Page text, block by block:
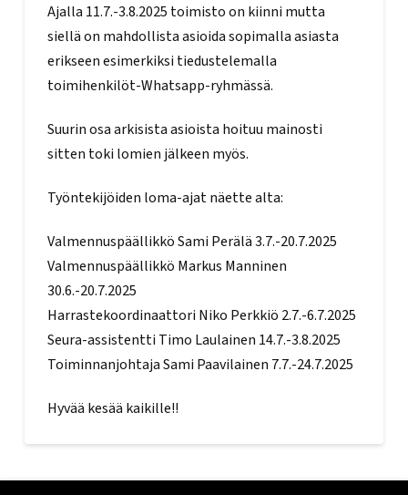
Ajalla 11.7.-3.8.2025 toimisto on kiinni mutta
siellä on mahdollista asioida sopimalla asiasta
erikseen esimerkiksi tiedustelemalla
toimihenkilöt-Whatsapp-ryhmässä.
Suurin osa arkisista asioista hoituu mainosti
sitten toki lomien jälkeen myös.
Työntekijöiden loma-ajat näette alta:
Valmennuspäällikkö Sami Perälä 3.7.-20.7.2025
Valmennuspäällikkö Markus Manninen
30.6.-20.7.2025
Harrastekoordinaattori Niko Perkkiö 2.7.-6.7.2025
Seura-assistentti Timo Laulainen 14.7.-3.8.2025
Toiminnanjohtaja Sami Paavilainen 7.7.-24.7.2025
Hyvää kesää kaikille!!